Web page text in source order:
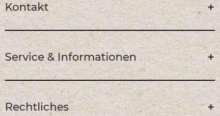
Kontakt
Service & Informationen
Rechtliches